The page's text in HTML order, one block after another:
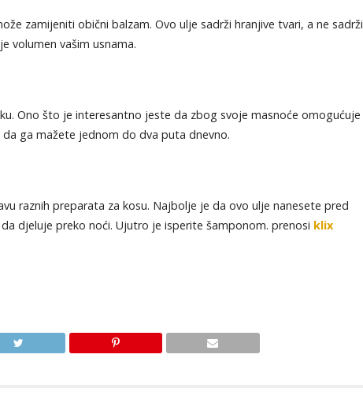
zamijeniti obični balzam. Ovo ulje sadrži hranjive tvari, a ne sadrži
volumen vašim usnama.
Ono što je interesantno jeste da zbog svoje masnoće omogućuje
ga mažete jednom do dva puta dnevno.
raznih preparata za kosu. Najbolje je da ovo ulje nanesete pred
djeluje preko noći. Ujutro je isperite šamponom. prenosi klix